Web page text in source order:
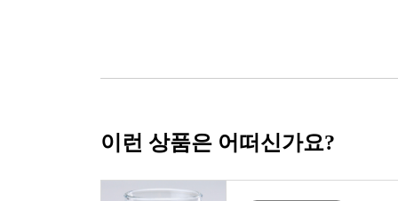
이런 상품은 어떠신가요?